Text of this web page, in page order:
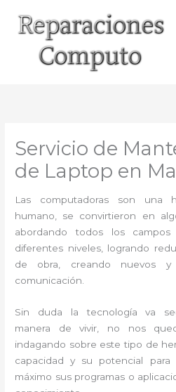
contenido
Servicio de
de Laptop en
Las computadoras son una
humano, se convirtieron en
abordando todos los
diferentes niveles, logrando
de obra, creando nuevos y
comunicación.
Sin duda la tecnología va
manera de vivir, no nos
indagando sobre este tipo de
capacidad y su potencial para
máximo sus programas o